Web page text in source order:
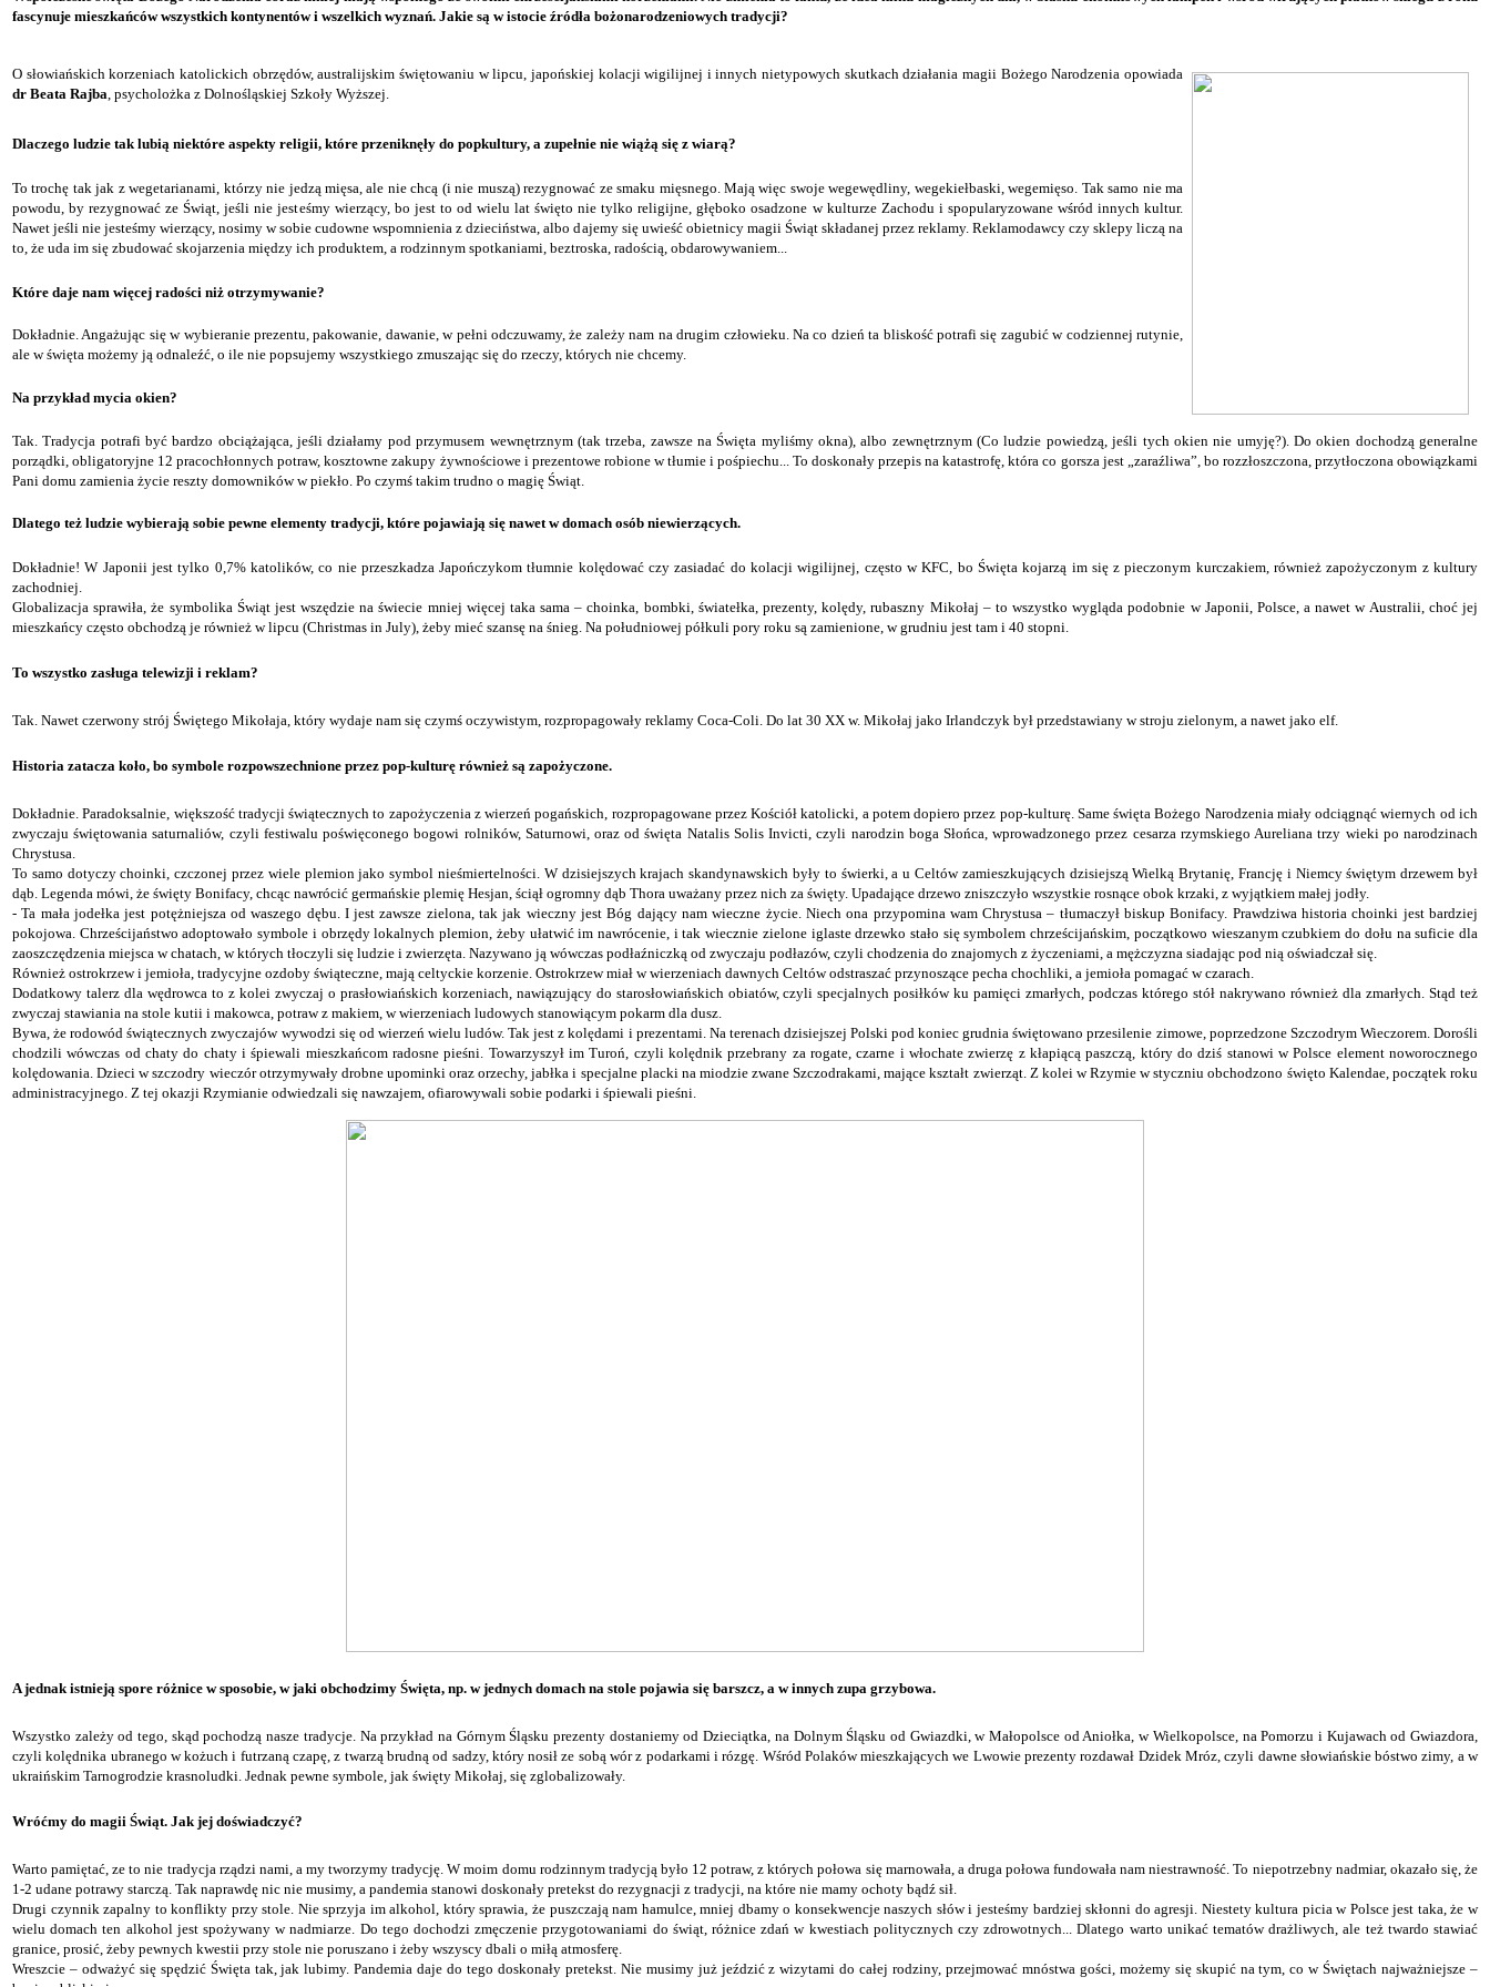
fascynuje mieszkańców wszystkich kontynentów i wszelkich wyznań. Jakie są w istocie źródła bożonarodzeniowych tradycji?
O słowiańskich korzeniach katolickich obrzędów, australijskim świętowaniu w lipcu, japońskiej kolacji wigilijnej i innych nietypowych skutkach działania magii Bożego Narodzenia opowiada
dr Beata Rajba, psycholożka z Dolnośląskiej Szkoły Wyższej.
Dlaczego ludzie tak lubią niektóre aspekty religii, które przeniknęły do popkultury, a zupełnie nie wiążą się z wiarą?
To trochę tak jak z wegetarianami, którzy nie jedzą mięsa, ale nie chcą (i nie muszą) rezygnować ze smaku mięsnego. Mają więc swoje wegewędliny, wegekiełbaski, wegemięso. Tak samo nie ma
powodu, by rezygnować ze Świąt, jeśli nie jesteśmy wierzący, bo jest to od wielu lat święto nie tylko religijne, głęboko osadzone w kulturze Zachodu i spopularyzowane wśród innych kultur.
Nawet jeśli nie jesteśmy wierzący, nosimy w sobie cudowne wspomnienia z dzieciństwa, albo dajemy się uwieść obietnicy magii Świąt składanej przez reklamy. Reklamodawcy czy sklepy liczą na
to, że uda im się zbudować skojarzenia między ich produktem, a rodzinnym spotkaniami, beztroska, radością, obdarowywaniem...
Które daje nam więcej radości niż otrzymywanie?
Dokładnie. Angażując się w wybieranie prezentu, pakowanie, dawanie, w pełni odczuwamy, że zależy nam na drugim człowieku. Na co dzień ta bliskość potrafi się zagubić w codziennej rutynie,
ale w święta możemy ją odnaleźć, o ile nie popsujemy wszystkiego zmuszając się do rzeczy, których nie chcemy.
Na przykład mycia okien?
Tak. Tradycja potrafi być bardzo obciążająca, jeśli działamy pod przymusem wewnętrznym (tak trzeba, zawsze na Święta myliśmy okna), albo zewnętrznym (Co ludzie powiedzą, jeśli tych okien nie umyję?). Do okien dochodzą generalne
porządki, obligatoryjne 12 pracochłonnych potraw, kosztowne zakupy żywnościowe i prezentowe robione w tłumie i pośpiechu... To doskonały przepis na katastrofę, która co gorsza jest „zaraźliwa”, bo rozzłoszczona, przytłoczona obowiązkami
Pani domu zamienia życie reszty domowników w piekło. Po czymś takim trudno o magię Świąt.
Dlatego też ludzie wybierają sobie pewne elementy tradycji, które pojawiają się nawet w domach osób niewierzących.
Dokładnie! W Japonii jest tylko 0,7% katolików, co nie przeszkadza Japończykom tłumnie kolędować czy zasiadać do kolacji wigilijnej, często w KFC, bo Święta kojarzą im się z pieczonym kurczakiem, również zapożyczonym z kultury
zachodniej.
Globalizacja sprawiła, że symbolika Świąt jest wszędzie na świecie mniej więcej taka sama – choinka, bombki, światełka, prezenty, kolędy, rubaszny Mikołaj – to wszystko wygląda podobnie w Japonii, Polsce, a nawet w Australii, choć jej
mieszkańcy często obchodzą je również w lipcu (Christmas in July), żeby mieć szansę na śnieg. Na południowej półkuli pory roku są zamienione, w grudniu jest tam i 40 stopni.
To wszystko zasługa telewizji i reklam?
Tak. Nawet czerwony strój Świętego Mikołaja, który wydaje nam się czymś oczywistym, rozpropagowały reklamy Coca-Coli. Do lat 30 XX w. Mikołaj jako Irlandczyk był przedstawiany w stroju zielonym, a nawet jako elf.
Historia zatacza koło, bo symbole rozpowszechnione przez pop-kulturę również są zapożyczone.
Dokładnie. Paradoksalnie, większość tradycji świątecznych to zapożyczenia z wierzeń pogańskich, rozpropagowane przez Kościół katolicki, a potem dopiero przez pop-kulturę. Same święta Bożego Narodzenia miały odciągnąć wiernych od ich
zwyczaju świętowania saturnaliów, czyli festiwalu poświęconego bogowi rolników, Saturnowi, oraz od święta Natalis Solis Invicti, czyli narodzin boga Słońca, wprowadzonego przez cesarza rzymskiego Aureliana trzy wieki po narodzinach
Chrystusa.
To samo dotyczy choinki, czczonej przez wiele plemion jako symbol nieśmiertelności. W dzisiejszych krajach skandynawskich były to świerki, a u Celtów zamieszkujących dzisiejszą Wielką Brytanię, Francję i Niemcy świętym drzewem był
dąb. Legenda mówi, że święty Bonifacy, chcąc nawrócić germańskie plemię Hesjan, ściął ogromny dąb Thora uważany przez nich za święty. Upadające drzewo zniszczyło wszystkie rosnące obok krzaki, z wyjątkiem małej jodły.
- Ta mała jodełka jest potężniejsza od waszego dębu. I jest zawsze zielona, tak jak wieczny jest Bóg dający nam wieczne życie. Niech ona przypomina wam Chrystusa – tłumaczył biskup Bonifacy. Prawdziwa historia choinki jest bardziej
pokojowa. Chrześcijaństwo adoptowało symbole i obrzędy lokalnych plemion, żeby ułatwić im nawrócenie, i tak wiecznie zielone iglaste drzewko stało się symbolem chrześcijańskim, początkowo wieszanym czubkiem do dołu na suficie dla
zaoszczędzenia miejsca w chatach, w których tłoczyli się ludzie i zwierzęta. Nazywano ją wówczas podłaźniczką od zwyczaju podłazów, czyli chodzenia do znajomych z życzeniami, a mężczyzna siadając pod nią oświadczał się.
Również ostrokrzew i jemioła, tradycyjne ozdoby świąteczne, mają celtyckie korzenie. Ostrokrzew miał w wierzeniach dawnych Celtów odstraszać przynoszące pecha chochliki, a jemioła pomagać w czarach.
Dodatkowy talerz dla wędrowca to z kolei zwyczaj o prasłowiańskich korzeniach, nawiązujący do starosłowiańskich obiatów, czyli specjalnych posiłków ku pamięci zmarłych, podczas którego stół nakrywano również dla zmarłych. Stąd też
zwyczaj stawiania na stole kutii i makowca, potraw z makiem, w wierzeniach ludowych stanowiącym pokarm dla dusz.
Bywa, że rodowód świątecznych zwyczajów wywodzi się od wierzeń wielu ludów. Tak jest z kolędami i prezentami. Na terenach dzisiejszej Polski pod koniec grudnia świętowano przesilenie zimowe, poprzedzone Szczodrym Wieczorem. Dorośli
chodzili wówczas od chaty do chaty i śpiewali mieszkańcom radosne pieśni. Towarzyszył im Turoń, czyli kolędnik przebrany za rogate, czarne i włochate zwierzę z kłapiącą paszczą, który do dziś stanowi w Polsce element noworocznego
kolędowania. Dzieci w szczodry wieczór otrzymywały drobne upominki oraz orzechy, jabłka i specjalne placki na miodzie zwane Szczodrakami, mające kształt zwierząt. Z kolei w Rzymie w styczniu obchodzono święto Kalendae, początek roku
administracyjnego. Z tej okazji Rzymianie odwiedzali się nawzajem, ofiarowywali sobie podarki i śpiewali pieśni.
A jednak istnieją spore różnice w sposobie, w jaki obchodzimy Święta, np. w jednych domach na stole pojawia się barszcz, a w innych zupa grzybowa.
Wszystko zależy od tego, skąd pochodzą nasze tradycje. Na przykład na Górnym Śląsku prezenty dostaniemy od Dzieciątka, na Dolnym Śląsku od Gwiazdki, w Małopolsce od Aniołka, w Wielkopolsce, na Pomorzu i Kujawach od Gwiazdora,
czyli kolędnika ubranego w kożuch i futrzaną czapę, z twarzą brudną od sadzy, który nosił ze sobą wór z podarkami i rózgę. Wśród Polaków mieszkających we Lwowie prezenty rozdawał Dzidek Mróz, czyli dawne słowiańskie bóstwo zimy, a w
ukraińskim Tarnogrodzie krasnoludki. Jednak pewne symbole, jak święty Mikołaj, się zglobalizowały.
Wróćmy do magii Świąt. Jak jej doświadczyć?
Warto pamiętać, ze to nie tradycja rządzi nami, a my tworzymy tradycję. W moim domu rodzinnym tradycją było 12 potraw, z których połowa się marnowała, a druga połowa fundowała nam niestrawność. To niepotrzebny nadmiar, okazało się, że
1-2 udane potrawy starczą. Tak naprawdę nic nie musimy, a pandemia stanowi doskonały pretekst do rezygnacji z tradycji, na które nie mamy ochoty bądź sił.
Drugi czynnik zapalny to konflikty przy stole. Nie sprzyja im alkohol, który sprawia, że puszczają nam hamulce, mniej dbamy o konsekwencje naszych słów i jesteśmy bardziej skłonni do agresji. Niestety kultura picia w Polsce jest taka, że w
wielu domach ten alkohol jest spożywany w nadmiarze. Do tego dochodzi zmęczenie przygotowaniami do świąt, różnice zdań w kwestiach politycznych czy zdrowotnych... Dlatego warto unikać tematów drażliwych, ale też twardo stawiać
granice, prosić, żeby pewnych kwestii przy stole nie poruszano i żeby wszyscy dbali o miłą atmosferę.
Wreszcie – odważyć się spędzić Święta tak, jak lubimy. Pandemia daje do tego doskonały pretekst. Nie musimy już jeździć z wizytami do całej rodziny, przejmować mnóstwa gości, możemy się skupić na tym, co w Świętach najważniejsze –